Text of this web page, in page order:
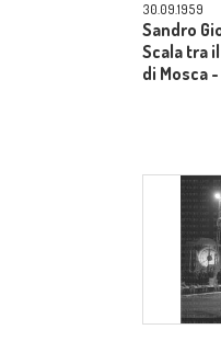
30.09.1959
Sandro
Scala tra
di Mosca